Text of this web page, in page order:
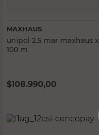
MAXHAUS
unipol 2.5 mar maxhaus x
100 m
$108.990,00